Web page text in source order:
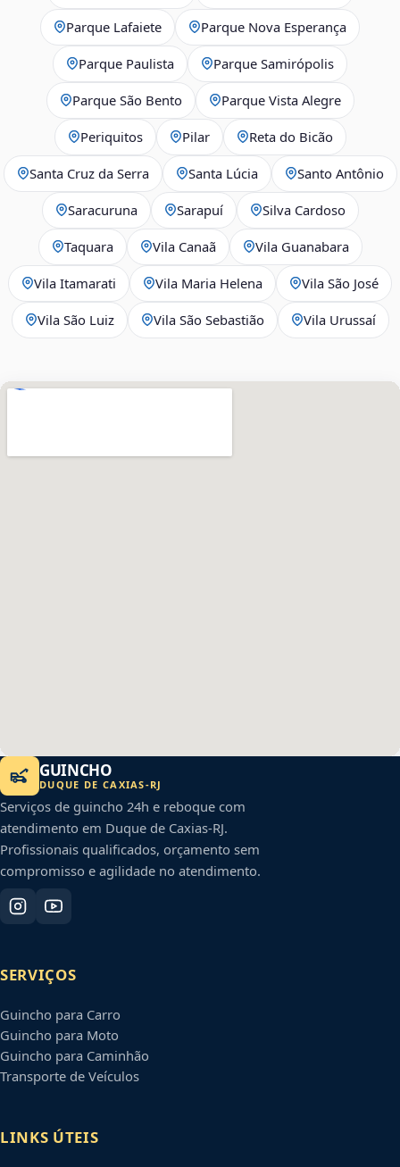
Parque Lafaiete Parque Nova Esperança
Parque Paulista Parque Samirópolis
Parque São Bento Parque Vista Alegre
Periquitos Pilar Reta do Bicão
Santa Cruz da Serra Santa Lúcia Santo Antônio
Saracuruna Sarapuí Silva Cardoso
Taquara Vila Canaã Vila Guanabara
Vila Itamarati Vila Maria Helena Vila São José
Vila São Luiz Vila São Sebastião Vila Urussaí
GUINCHO
DUQUE DE CAXIAS-RJ
Serviços de guincho 24h e reboque com
atendimento em Duque de Caxias-RJ.
Profissionais qualificados, orçamento sem
compromisso e agilidade no atendimento.
SERVIÇOS
Guincho para Carro
Guincho para Moto
Guincho para Caminhão
Transporte de Veículos
LINKS ÚTEIS